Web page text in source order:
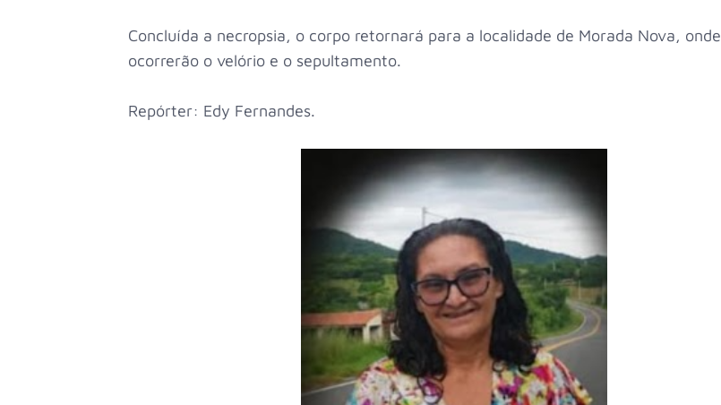
Concluída a necropsia, o corpo retornará para a localidade de Morada Nova, onde
ocorrerão o velório e o sepultamento.
Repórter: Edy Fernandes.